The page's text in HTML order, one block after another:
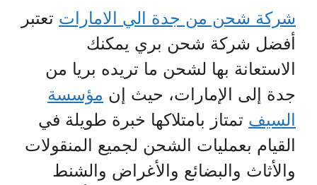
شركة شحن من جدة الي الامارات تعتبر
أفضل شركة شحن بري يمكنك
الاستعانة بها لشحن ما تريده بريا من
جدة إلى الإمارات، حيث إن مؤسسة
السيف تمتاز بامتلاكها خبرة طويلة في
القيام بعمليات الشحن لجميع المنقولات
والأثاث والبضائع والأغراض والشنط